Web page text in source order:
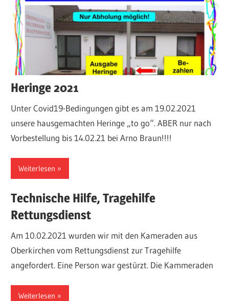
über
Einsätze,
Fahrzeuge,
Termine
und
sonstige
Aktivitäten.
Heringe 2021
Unter Covid19-Bedingungen gibt es am 19.02.2021
unsere hausgemachten Heringe „to go“. ABER nur nach
Vorbestellung bis 14.02.21 bei Arno Braun!!!!
Weiterlesen
Technische Hilfe, Tragehilfe
Rettungsdienst
Am 10.02.2021 wurden wir mit den Kameraden aus
Oberkirchen vom Rettungsdienst zur Tragehilfe
angefordert. Eine Person war gestürzt. Die Kammeraden
Weiterlesen